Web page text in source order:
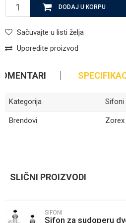
DODAJ U KORPU
Sačuvajte u listi želja
Uporedite proizvod
Kategorija Sifoni
Brendovi Zorex
SLIČNI PROIZVODI
SIFONI
Sifon za sudoperu